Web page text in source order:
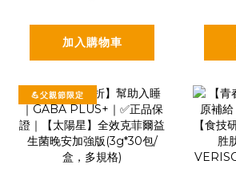
加入購物車
💪父親節限定